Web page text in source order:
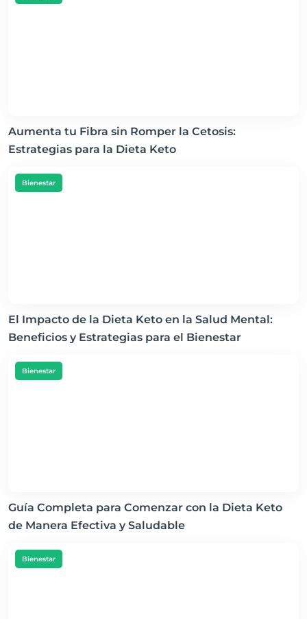
Aumenta tu Fibra sin Romper la Cetosis:
Estrategias para la Dieta Keto
Bienestar
El Impacto de la Dieta Keto en la Salud Mental:
Beneficios y Estrategias para el Bienestar
Bienestar
Guía Completa para Comenzar con la Dieta Keto
de Manera Efectiva y Saludable
Bienestar